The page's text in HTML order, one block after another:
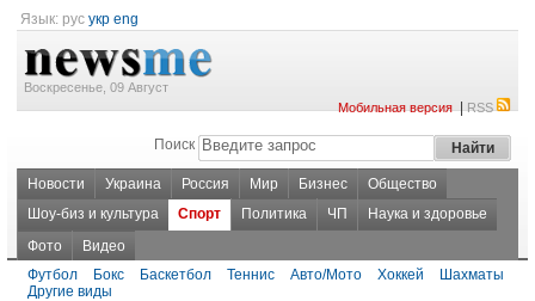
Язык: рус укр eng
Воскресенье, 09 Август
Мобильная версия|RSS
Поиск
Новости Украина Россия Мир Бизнес
Общество
Шоу-биз и культура
Спорт Политика ЧП
Наука и здоровье
Фото
Видео
Футбол
Бокс Баскетбол Теннис Авто/Мото Хоккей
Шахматы
Другие виды